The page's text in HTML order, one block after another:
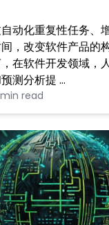
动化重复性任务、
，改变软件产品的
在软件开发领域，
测分析提 …
min read